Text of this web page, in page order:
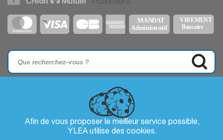
Afin de vous proposer le meilleur service possible,
YLEA utilise des cookies.